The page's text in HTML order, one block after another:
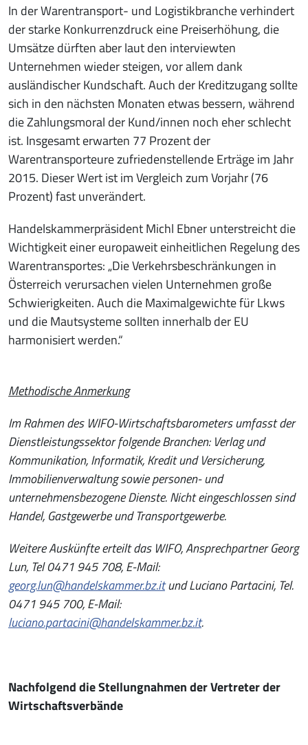
In der Warentransport- und Logistikbranche verhindert
der starke Konkurrenzdruck eine Preiserhöhung, die
Umsätze dürften aber laut den interviewten
Unternehmen wieder steigen, vor allem dank
ausländischer Kundschaft. Auch der Kreditzugang sollte
sich in den nächsten Monaten etwas bessern, während
die Zahlungsmoral der Kund/innen noch eher schlecht
ist. Insgesamt erwarten 77 Prozent der
Warentransporteure zufriedenstellende Erträge im Jahr
2015. Dieser Wert ist im Vergleich zum Vorjahr (76
Prozent) fast unverändert.
Handelskammerpräsident Michl Ebner unterstreicht die
Wichtigkeit einer europaweit einheitlichen Regelung des
Warentransportes: „Die Verkehrsbeschränkungen in
Österreich verursachen vielen Unternehmen große
Schwierigkeiten. Auch die Maximalgewichte für Lkws
und die Mautsysteme sollten innerhalb der EU
harmonisiert werden.“
Methodische Anmerkung
Im Rahmen des WIFO-Wirtschaftsbarometers umfasst der
Dienstleistungssektor folgende Branchen: Verlag und
Kommunikation, Informatik, Kredit und Versicherung,
Immobilienverwaltung sowie personen- und
unternehmensbezogene Dienste. Nicht eingeschlossen sind
Handel, Gastgewerbe und Transportgewerbe.
Weitere Auskünfte erteilt das WIFO, Ansprechpartner Georg
Lun, Tel 0471 945 708, E-Mail:
georg.lun@handelskammer.bz.itund Luciano Partacini, Tel.
0471 945 700, E-Mail:
luciano.partacini@handelskammer.bz.it.
Nachfolgend die Stellungnahmen der Vertreter der
Wirtschaftsverbände